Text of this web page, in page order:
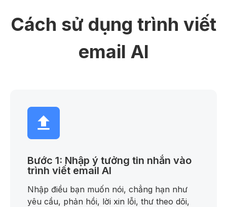
Cách sử dụng trình viết
email AI
Bước 1: Nhập ý tưởng tin nhắn vào
trình viết email AI
Nhập điều bạn muốn nói, chẳng hạn như
yêu cầu, phản hồi, lời xin lỗi, thư theo dõi,